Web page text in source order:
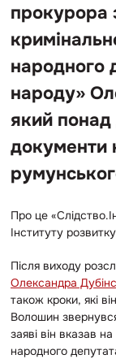
прокурора
народного
народу»
який
документи
Про це
Інституту
Після виходу
Олександра
також кроки, які
Волошин
заяві він вказав
народного